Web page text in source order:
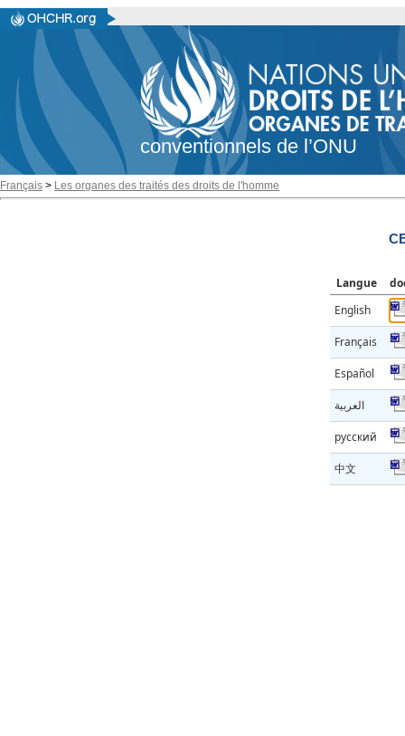
conventionnels de l’ONU
Français > Les organes des traités des droits de l'homme
Langue
English
Français
Español
العربية
русский
中文